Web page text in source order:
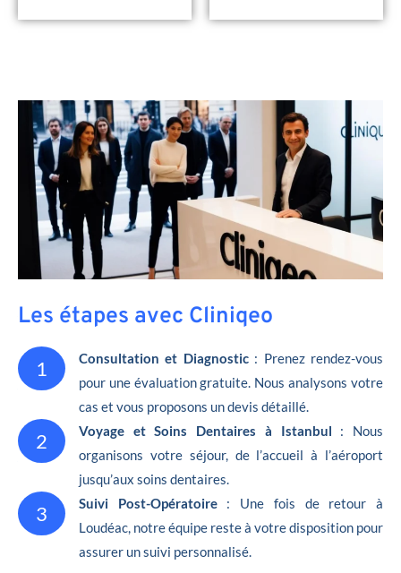
Les étapes avec Cliniqeo
1 Consultation et Diagnostic: Prenez rendez-vous
pour une évaluation gratuite. Nous analysons votre
cas et vous proposons un devis détaillé.
2 Voyage et Soins Dentaires à Istanbul : Nous
organisons votre séjour, de l’accueil à l’aéroport
jusqu’aux soins dentaires.
3 Suivi Post-Opératoire : Une fois de retour à
Loudéac, notre équipe reste à votre disposition pour
assurer un suivi personnalisé.